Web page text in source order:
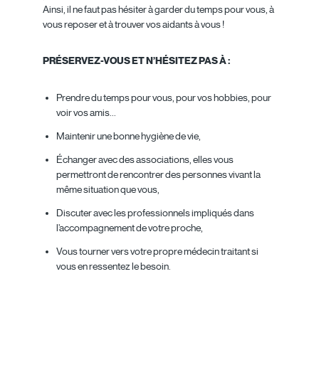
Ainsi, il ne faut pas hésiter à garder du temps pour vous, à
vous reposer et à trouver vos aidants à vous !
PRÉSERVEZ-VOUS ET N’HÉSITEZ PAS À :
Prendre du temps pour vous, pour vos hobbies, pour
voir vos amis…
Maintenir une bonne hygiène de vie,
Échanger avec des associations, elles vous
permettront de rencontrer des personnes vivant la
même situation que vous,
Discuter avec les professionnels impliqués dans
l’accompagnement de votre proche,
Vous tourner vers votre propre médecin traitant si
vous en ressentez le besoin.